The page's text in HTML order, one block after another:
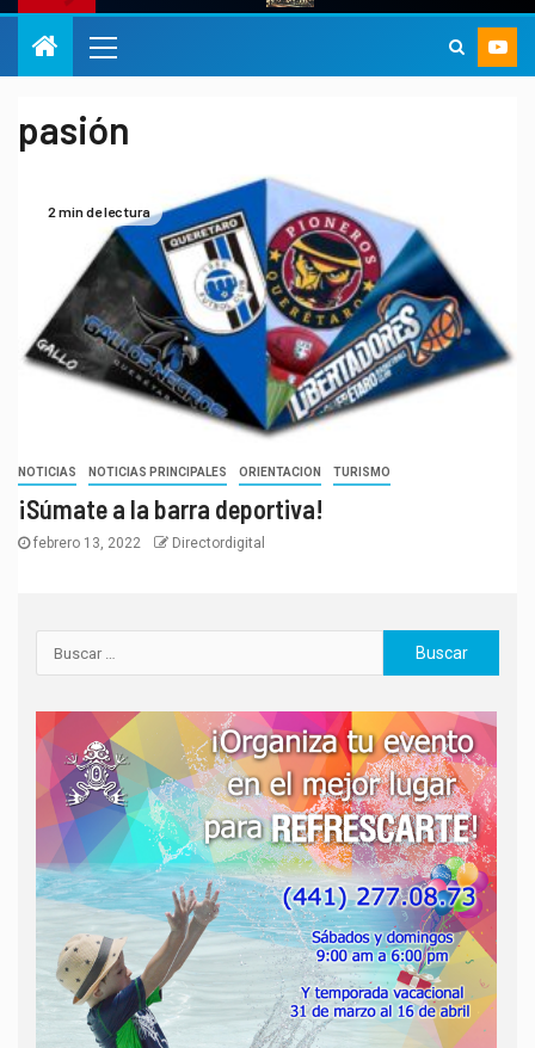
pasión
2 min de lectura
NOTICIAS NOTICIAS PRINCIPALES ORIENTACION TURISMO
¡Súmate a la barra deportiva!
febrero 13, 2022 Directordigital